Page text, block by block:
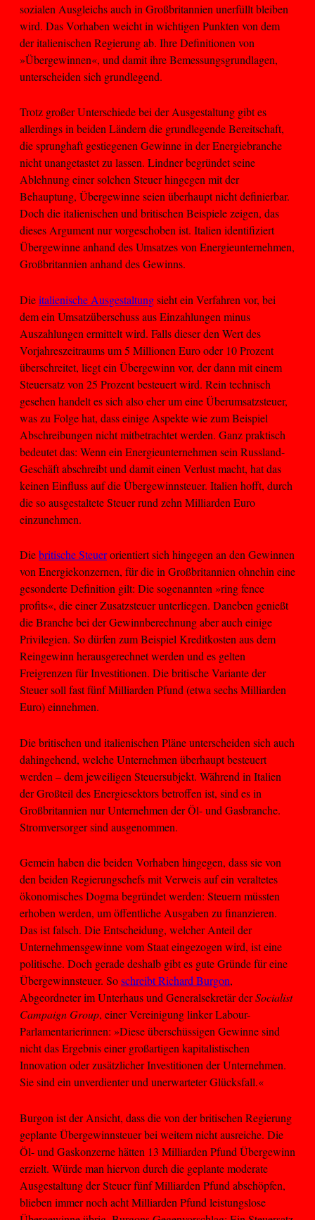
sozialen Ausgleichs auch in Großbritannien unerfüllt bleiben
wird. Das Vorhaben weicht in wichtigen Punkten von dem
der italienischen Regierung ab. Ihre Definitionen von
»Übergewinnen«, und damit ihre Bemessungsgrundlagen,
unterscheiden sich grundlegend.
Trotz großer Unterschiede bei der Ausgestaltung gibt es
allerdings in beiden Ländern die grundlegende Bereitschaft,
die sprunghaft gestiegenen Gewinne in der Energiebranche
nicht unangetastet zu lassen. Lindner begründet seine
Ablehnung einer solchen Steuer hingegen mit der
Behauptung, Übergewinne seien überhaupt nicht definierbar.
Doch die italienischen und britischen Beispiele zeigen, das
dieses Argument nur vorgeschoben ist. Italien identifiziert
Übergewinne anhand des Umsatzes von Energieunternehmen,
Großbritannien anhand des Gewinns.
Dieitalienische Ausgestaltungsieht ein Verfahren vor, bei
dem ein Umsatzüberschuss aus Einzahlungen minus
Auszahlungen ermittelt wird. Falls dieser den Wert des
Vorjahreszeitraums um 5 Millionen Euro oder 10 Prozent
überschreitet, liegt ein Übergewinn vor, der dann mit einem
Steuersatz von 25 Prozent besteuert wird. Rein technisch
gesehen handelt es sich also eher um eine Überumsatzsteuer,
was zu Folge hat, dass einige Aspekte wie zum Beispiel
Abschreibungen nicht mitbetrachtet werden. Ganz praktisch
bedeutet das: Wenn ein Energieunternehmen sein Russland-
Geschäft abschreibt und damit einen Verlust macht, hat das
keinen Einfluss auf die Übergewinnsteuer. Italien hofft, durch
die so ausgestaltete Steuer rund zehn Milliarden Euro
einzunehmen.
Diebritische Steuerorientiert sich hingegen an den Gewinnen
von Energiekonzernen, für die in Großbritannien ohnehin eine
gesonderte Definition gilt: Die sogenannten »ring fence
profits«, die einer Zusatzsteuer unterliegen. Daneben genießt
die Branche bei der Gewinnberechnung aber auch einige
Privilegien. So dürfen zum Beispiel Kreditkosten aus dem
Reingewinn herausgerechnet werden und es gelten
Freigrenzen für Investitionen. Die britische Variante der
Steuer soll fast fünf Milliarden Pfund (etwa sechs Milliarden
Euro) einnehmen.
Die britischen und italienischen Pläne unterscheiden sich auch
dahingehend, welche Unternehmen überhaupt besteuert
werden – dem jeweiligen Steuersubjekt. Während in Italien
der Großteil des Energiesektors betroffen ist, sind es in
Großbritannien nur Unternehmen der Öl- und Gasbranche.
Stromversorger sind ausgenommen.
Gemein haben die beiden Vorhaben hingegen, dass sie von
den beiden Regierungschefs mit Verweis auf ein veraltetes
ökonomisches Dogma begründet werden: Steuern müssten
erhoben werden, um öffentliche Ausgaben zu finanzieren.
Das ist falsch. Die Entscheidung, welcher Anteil der
Unternehmensgewinne vom Staat eingezogen wird, ist eine
politische. Doch gerade deshalb gibt es gute Gründe für eine
Übergewinnsteuer. Soschreibt Richard Burgon,
Abgeordneter im Unterhaus und Generalsekretär derSocialist
Campaign Group, einer Vereinigung linker Labour-
Parlamentarierinnen: »Diese überschüssigen Gewinne sind
nicht das Ergebnis einer großartigen kapitalistischen
Innovation oder zusätzlicher Investitionen der Unternehmen.
Sie sind ein unverdienter und unerwarteter Glücksfall.«
Burgon ist der Ansicht, dass die von der britischen Regierung
geplante Übergewinnsteuer bei weitem nicht ausreiche. Die
Öl- und Gaskonzerne hätten 13 Milliarden Pfund Übergewinn
erzielt. Würde man hiervon durch die geplante moderate
Ausgestaltung der Steuer fünf Milliarden Pfund abschöpfen,
blieben immer noch acht Milliarden Pfund leistungslose